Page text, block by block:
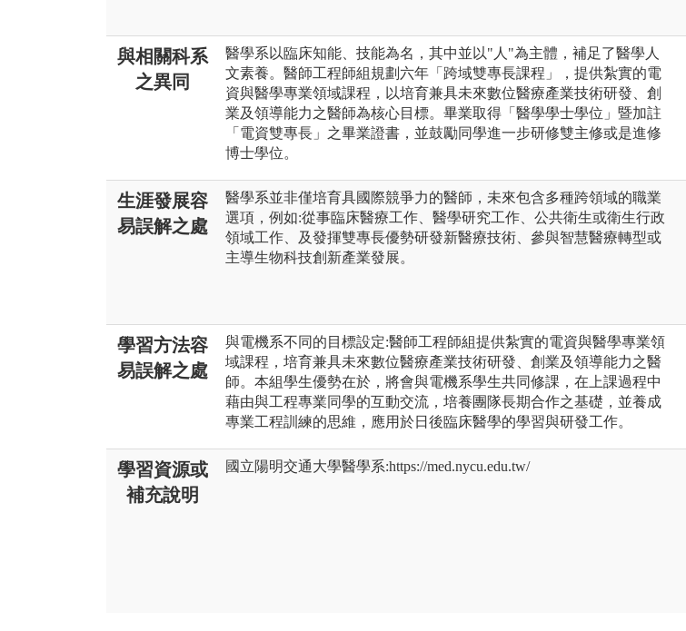
與相關科系
之異同
醫學系以臨床知能、技能為名，其中並以"人"為主體，補足了醫學人
文素養。醫師工程師組規劃六年「跨域雙專長課程」，提供紮實的電
資與醫學專業領域課程，以培育兼具未來數位醫療產業技術研發、創
業及領導能力之醫師為核心目標。畢業取得「醫學學士學位」暨加註
「電資雙專長」之畢業證書，並鼓勵同學進一步研修雙主修或是進修
博士學位。
生涯發展容
易誤解之處
醫學系並非僅培育具國際競爭力的醫師，未來包含多種跨領域的職業
選項，例如:從事臨床醫療工作、醫學研究工作、公共衛生或衛生行政
領域工作、及發揮雙專長優勢研發新醫療技術、參與智慧醫療轉型或
主導生物科技創新產業發展。
學習方法容
易誤解之處
與電機系不同的目標設定:醫師工程師組提供紮實的電資與醫學專業領
域課程，培育兼具未來數位醫療產業技術研發、創業及領導能力之醫
師。本組學生優勢在於，將會與電機系學生共同修課，在上課過程中
藉由與工程專業同學的互動交流，培養團隊長期合作之基礎，並養成
專業工程訓練的思維，應用於日後臨床醫學的學習與研發工作。
學習資源或
補充說明
國立陽明交通大學醫學系:https://med.nycu.edu.tw/